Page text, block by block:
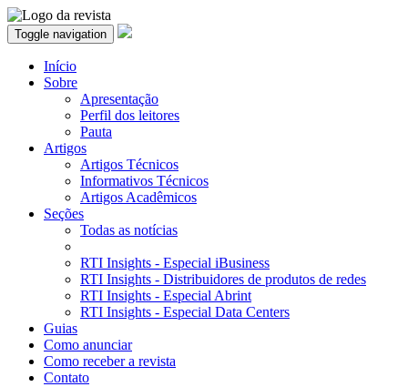
Toggle navigation
Início
Sobre
Apresentação
Perfil dos leitores
Pauta
Artigos
Artigos Técnicos
Informativos Técnicos
Artigos Acadêmicos
Seções
Todas as notícias
RTI Insights - Especial iBusiness
RTI Insights - Distribuidores de produtos de redes
RTI Insights - Especial Abrint
RTI Insights - Especial Data Centers
Guias
Como anunciar
Como receber a revista
Contato